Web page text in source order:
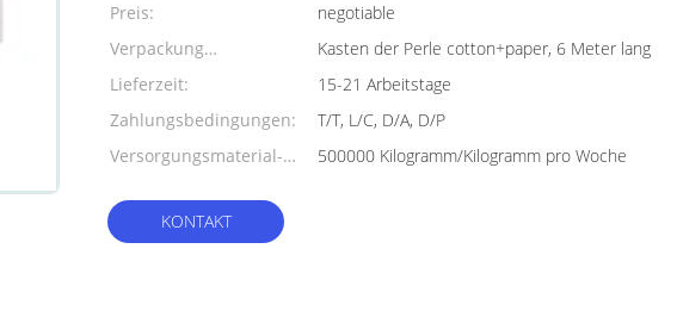
Preis:
negotiable
Verpackung
Informationen:
Kasten der Perle cotton+paper, 6 Meter lang
Lieferzeit:
15-21 Arbeitstage
Zahlungsbedingungen:
T/T, L/C, D/A, D/P
Versorgungsmaterial-
500000 Kilogramm/Kilogramm pro Woche
KONTAKT